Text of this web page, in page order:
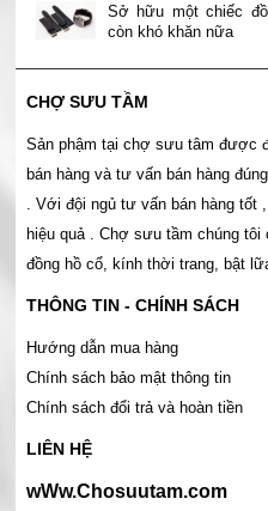
Sở hữu một chiếc
còn khó khăn nữa
CHỢ SƯU TẦM
Sản phậm tại chợ sưu tâm được
bán hàng và tư vấn bán hàng
. Với đội ngủ tư vấn bán hàng
hiệu quả . Chợ sưu tầm chúng tôi
đồng hồ cổ, kính thời trang, bật
THÔNG TIN - CHÍNH SÁCH
Hướng dẫn mua hàng
Chính sách bảo mật thông tin
Chính sách đổi trả và hoàn tiền
LIÊN HỆ
wWw.Chosuutam.com